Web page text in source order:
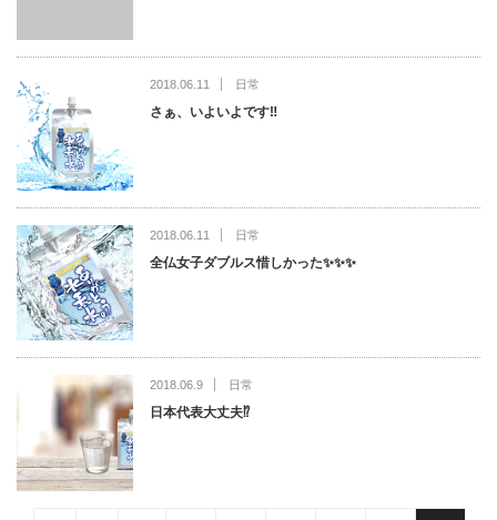
2018.06.11 日常
さぁ、いよいよです‼️
2018.06.11 日常
全仏女子ダブルス惜しかった✨✨✨
2018.06.9 日常
日本代表大丈夫⁉️